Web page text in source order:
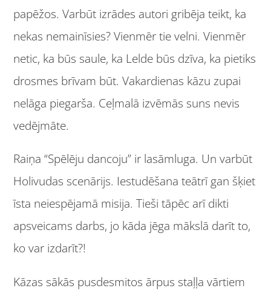
papēžos. Varbūt izrādes autori gribēja teikt, ka
nekas nemainīsies? Vienmēr tie velni. Vienmēr
netic, ka būs saule, ka Lelde būs dzīva, ka pietiks
drosmes brīvam būt. Vakardienas kāzu zupai
nelāga piegarša. Ceļmalā izvēmās suns nevis
vedējmāte.
Raiņa “Spēlēju dancoju” ir lasāmluga. Un varbūt
Holivudas scenārijs. Iestudēšana teātrī gan šķiet
īsta neiespējamā misija. Tieši tāpēc arī dikti
apsveicams darbs, jo kāda jēga mākslā darīt to,
ko var izdarīt?!
Kāzas sākās pusdesmitos ārpus staļļa vārtiem